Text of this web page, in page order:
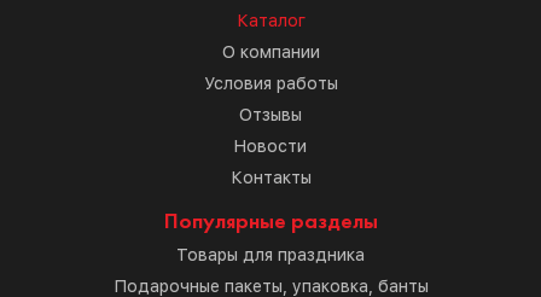
Каталог
О компании
Условия работы
Отзывы
Новости
Контакты
Популярные разделы
Товары для праздника
Подарочные пакеты, упаковка, банты